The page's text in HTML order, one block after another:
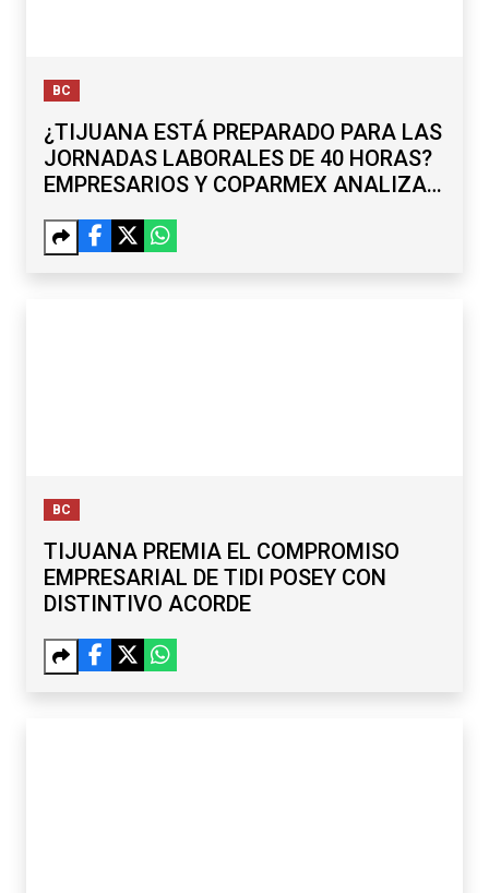
BC
¿TIJUANA ESTÁ PREPARADO PARA LAS
JORNADAS LABORALES DE 40 HORAS?
EMPRESARIOS Y COPARMEX ANALIZAN
BC
TIJUANA PREMIA EL COMPROMISO
EMPRESARIAL DE TIDI POSEY CON
DISTINTIVO ACORDE